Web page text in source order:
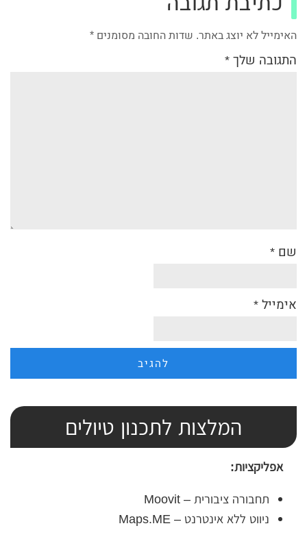
האימייל לא יוצג באתר. שדות החובה מסומנים *
התגובה שלך*
שם *
אימייל*
המלצות לתכנון טיולים
אפליקציות:
תחבורה ציבורית – Moovit
ניווט ללא אינטרנט – Maps.ME